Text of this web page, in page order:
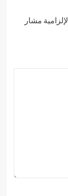
مشار